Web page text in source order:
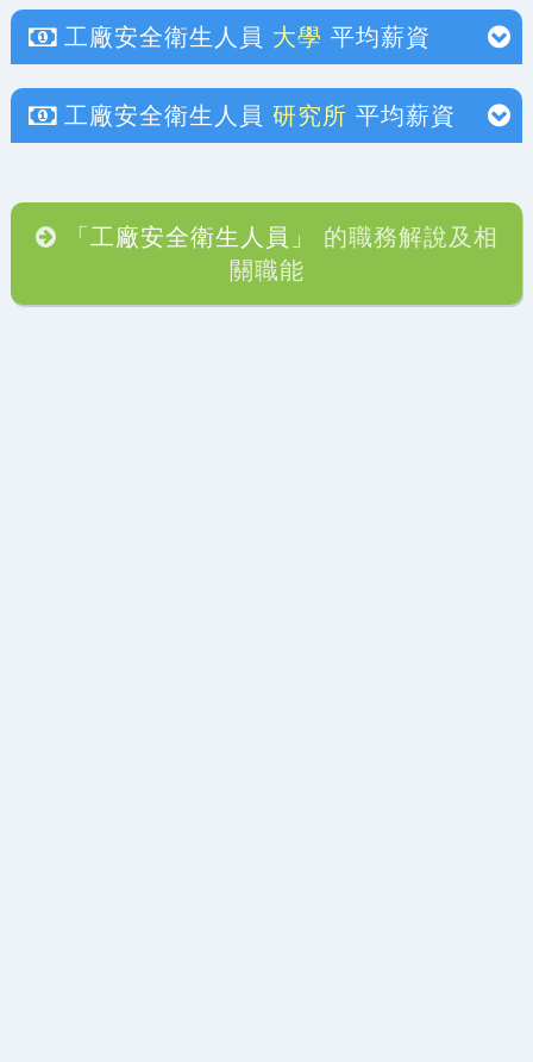
工廠安全衛生人員 大學 平均薪資
工廠安全衛生人員 研究所 平均薪資
「工廠安全衛生人員」
的職務解說及相
關職能